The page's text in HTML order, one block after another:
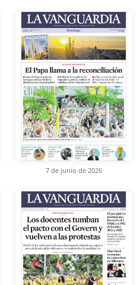
7 de junio de 2026